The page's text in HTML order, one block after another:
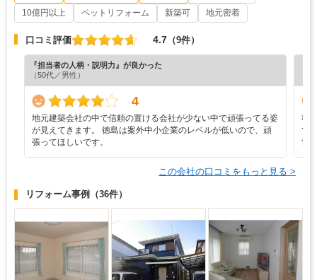
10億円以上
ペットリフォーム 新築可 地元密着
口コミ評価 4.7 （9件）
『担当者の人柄・説明力』が良かった
（50代／男性）
4
地元建築会社の中で信頼の置ける会社が少ない中で頑張ってる姿
が見えてきます。 徳島は案外中小企業のレベルが低いので、頑
張ってほしいです。
準
で
世
この会社の口コミをもっと見る >
リフォーム事例 （36件）